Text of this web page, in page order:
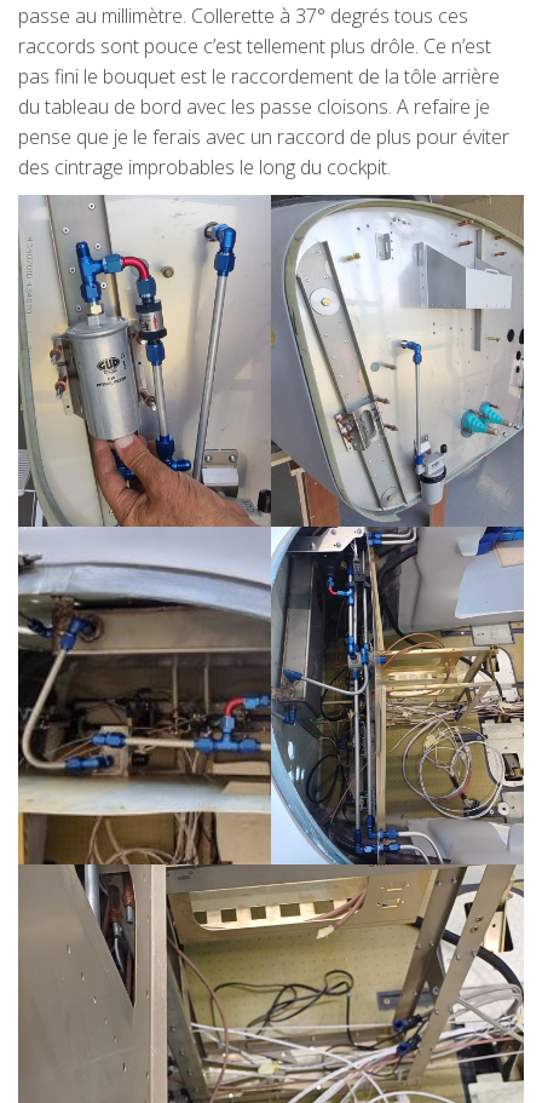
passe au millimètre. Collerette à 37° degrés tous ces
raccords sont pouce c’est tellement plus drôle. Ce n’est
pas fini le bouquet est le raccordement de la tôle arrière
du tableau de bord avec les passe cloisons. A refaire je
pense que je le ferais avec un raccord de plus pour éviter
des cintrage improbables le long du cockpit.